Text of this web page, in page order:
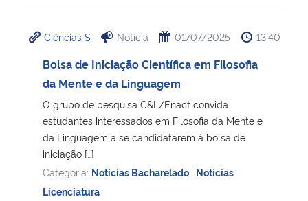
Controladoria-Geral da União
Ministério da Mulher, da Família e dos Direitos Humanos
Secretaria-Geral
Secretaria de Governo
Ciências S Notícia 01/07/2025 13:40
Bolsa de Iniciação Científica em Filosofia
da Mente e da Linguagem
O grupo de pesquisa C&L/Enact convida
estudantes interessados em Filosofia da Mente e
da Linguagem a se candidatarem à bolsa de
iniciação […]
Categoria: Notícias Bacharelado Notícias
Licenciatura